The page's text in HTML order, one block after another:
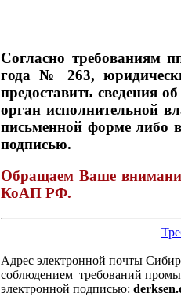
Согласно требованиям
года № 263,
предоставить сведения
орган исполнительной
письменной форме либо
подписью.
Обращаем Ваше
КоАП РФ.
Адрес электронной почты
соблюдением требований
электронной подписью: